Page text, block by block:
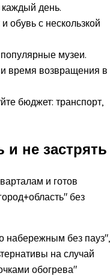
день.
обувь с нескользкой
музеи.
время возвращения в
бюджет: транспорт,
и не застрять
и готов
без
набережным без пауз",
на случай
обогрева"